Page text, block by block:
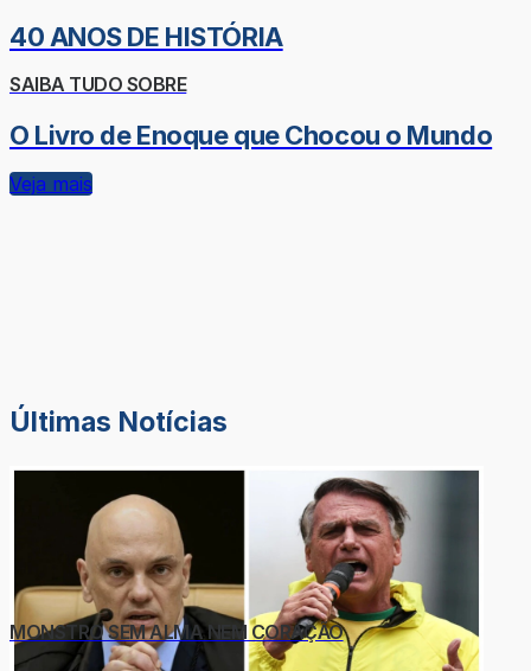
40 ANOS DE HISTÓRIA
SAIBA TUDO SOBRE
O Livro de Enoque que Chocou o Mundo
Veja mais
Últimas Notícias
MONSTRO SEM ALMA NEM CORAÇÃO